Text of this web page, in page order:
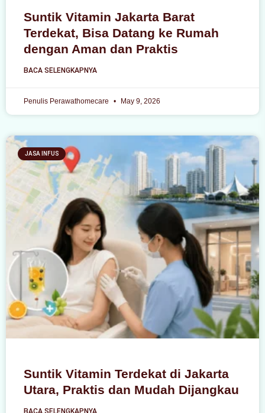
Suntik Vitamin Jakarta Barat
Terdekat, Bisa Datang ke Rumah
dengan Aman dan Praktis
BACA SELENGKAPNYA
Penulis Perawathomecare May 9, 2026
JASA INFUS
Suntik Vitamin Terdekat di Jakarta
Utara, Praktis dan Mudah Dijangkau